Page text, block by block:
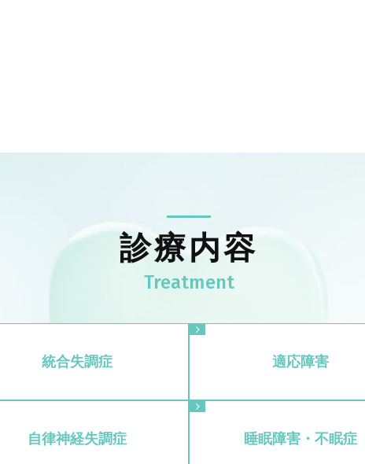
診療内容
統合失調症 適応障害
自律神経失調症 睡眠障害・不眠症